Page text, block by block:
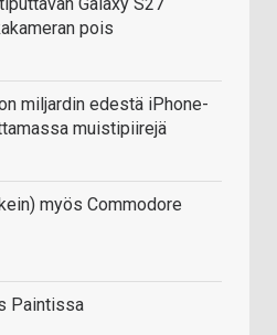
pois
miljardin edestä iPhone-
muistipiirejä
myös Commodore
Paintissa